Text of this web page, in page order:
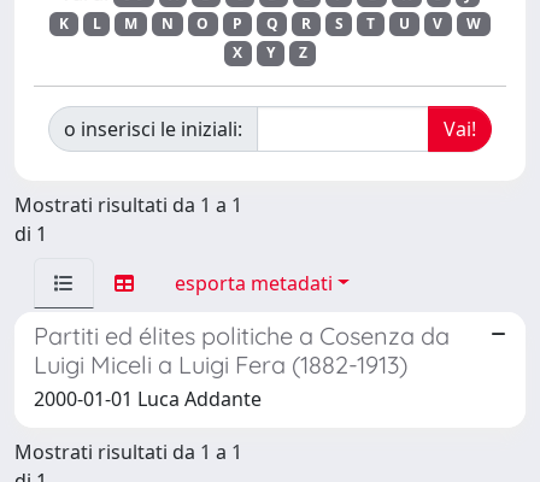
K
L M N O P Q R S T U V
W
X
Y Z
o inserisci le iniziali:
Mostrati risultati da 1 a 1
di 1
esporta metadati
Partiti ed élites politiche a Cosenza da
Luigi Miceli a Luigi Fera (1882-1913)
2000-01-01 Luca Addante
Mostrati risultati da 1 a 1